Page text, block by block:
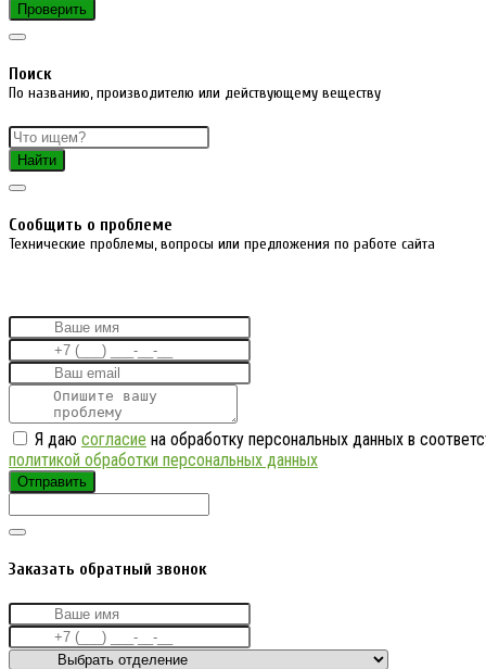
Проверить
Поиск
По названию, производителю или действующему веществу
Найти
Cообщить о проблеме
Технические проблемы, вопросы или предложения по работе сайта
Я даю согласие на обработку персональных данных в
политикой обработки персональных данных
Отправить
Заказать обратный звонок